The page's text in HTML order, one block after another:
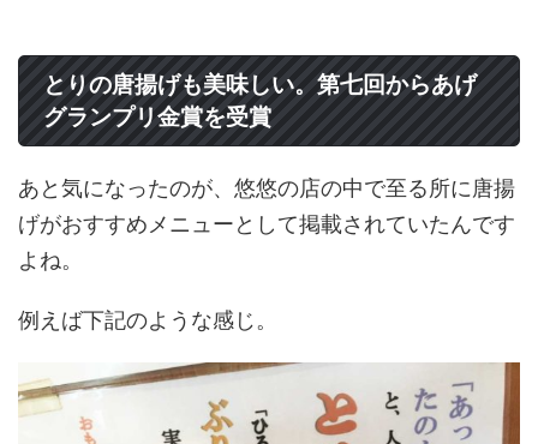
とりの唐揚げも美味しい。第七回からあげ
グランプリ金賞を受賞
あと気になったのが、悠悠の店の中で至る所に唐揚
げがおすすめメニューとして掲載されていたんです
よね。
例えば下記のような感じ。